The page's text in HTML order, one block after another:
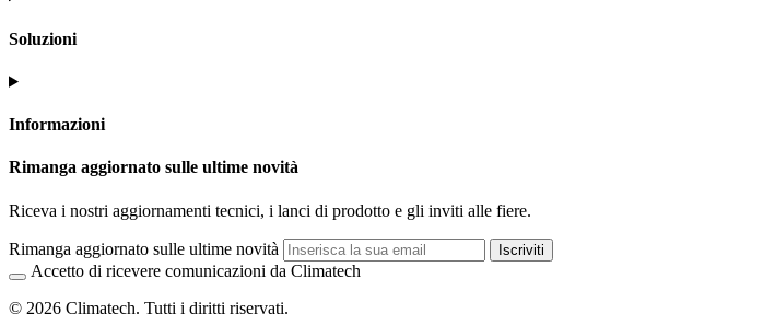
Soluzioni
Informazioni
Rimanga aggiornato sulle ultime novità
Riceva i nostri aggiornamenti tecnici, i lanci di prodotto e gli inviti alle fiere.
Rimanga aggiornato sulle ultime novità Iscriviti
Accetto di ricevere comunicazioni da Climatech
© 2026 Climatech. Tutti i diritti riservati.